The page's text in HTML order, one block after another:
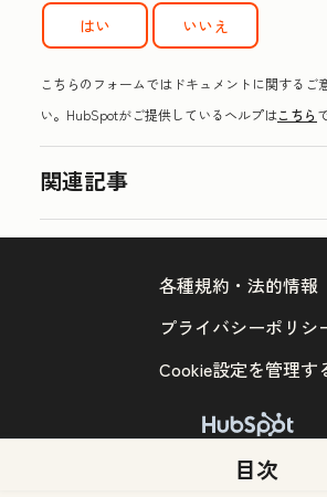
はい いいえ
こちらのフォームではドキュメントに関するご
い。HubSpotがご提供しているヘルプはこちら
関連記事
目次
Copyright © 2026
各種規約・法的情報
プライバシーポリシ
Cookie設定を管理す